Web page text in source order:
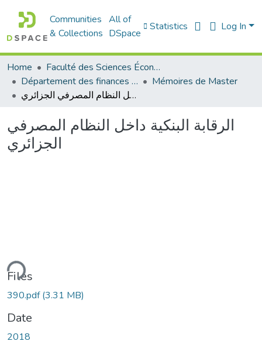
Communities
& Collections
All of
DSpace
Statistics Log In
Home
Faculté des Sciences Économiques Commerciales et des Sciences de Gestion
Département des finances et de comptabilité
Mémoires de Master
الرقابة البنكية داخل النظام المصرفي الجزائري
الرقابة البنكية داخل النظام المصرفي
الجزائري
Files
390.pdf(3.31 MB)
Date
2018